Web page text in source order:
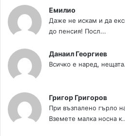
Емилио
Даже не искам и да
до пенсия! Посл...
Данаил Георгиев
Всичко е наред,
Григор Григоров
При възпалено гърло
Вземете малка носна